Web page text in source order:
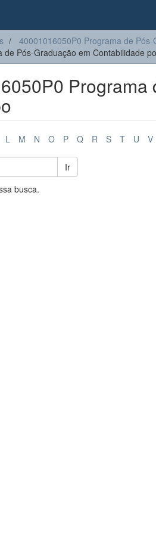
40001016050P0 Programa de
Pós-Graduação em Contabilidade
L M N O P Q R S T U V
Ir
busca.